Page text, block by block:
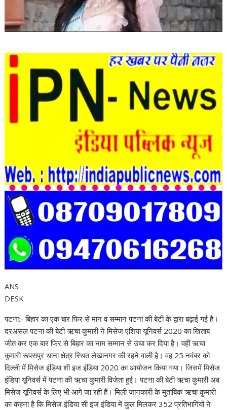
ANS
DESK
पटना:- बिहार का एक बार फिर से मान व सम्मान पटना की बेटी के द्वारा बढ़ाई गई है।
दरअसल पटना की बेटी ऋचा कुमारी ने मिसेज एशिया यूनिवर्स 2020 का खिताब
जीत कर एक बार फिर से बिहार का नाम सम्मान से उंचा कर दिया है। वहीं ऋचा
कुमारी रूपसपुर थाना क्षेत्र स्थित लेखानगर की रहने वाली है। वह 25 नवंबर को
दिल्ली में मिसेज इंडिया शी इज इंडिया 2020 का आयोजन किया गया। जिसमें मिसेज
इंडिया यूनिवर्स में पटना की ऋचा कुमारी विजेता हुई। पटना की बेटी ऋचा कुमारी अब
मिसेज यूनिवर्स के लिए भी आगे जा रहीं हैं। मिली जानकारी के मुताबिक ऋचा कुमारी
का कहना है कि मिसेज इंडिया सी इज इंडिया में कुल मिलकर 352 प्रतिभागियों ने